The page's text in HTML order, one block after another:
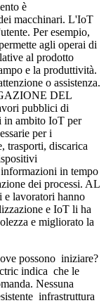
è
macchinari. L'IoT
Per esempio,
agli operai di
al prodotto
e la produttività.
o assistenza.
DEL
pubblici di
in ambito IoT per
per i
trasporti, discarica
in tempo
dei processi. AL
lavoratori hanno
e IoT li ha
e migliorato la
possono iniziare?
indica che le
Nessuna
infrastruttura